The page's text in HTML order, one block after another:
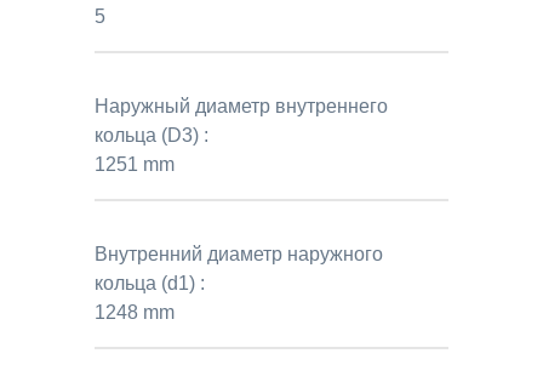
5
Наружный диаметр внутреннего
кольца (D3) :
1251 mm
Внутренний диаметр наружного
кольца (d1) :
1248 mm